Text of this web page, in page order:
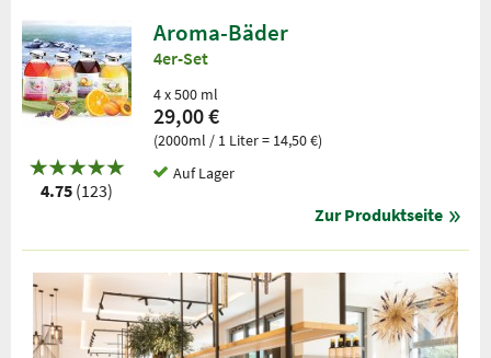
4.75 (123)
Aroma-Bäder
4er-Set
4 x 500 ml
29,00 €
(2000ml / 1 Liter = 14,50 €)
Auf Lager
Zur Produktseite